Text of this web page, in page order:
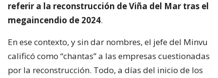
referir a la reconstrucción de Viña del Mar tras el
megaincendio de 2024.
En ese contexto, y sin dar nombres, el jefe del Minvu
calificó como “chantas” a las empresas cuestionadas
por la reconstrucción. Todo, a días del inicio de los